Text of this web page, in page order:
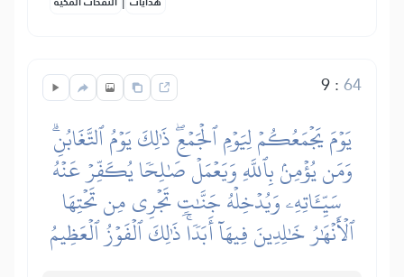
9:64
يَوۡمَ يَجۡمَعُكُمۡ لِيَوۡمِ ٱلۡجَمۡعِۖ ذَٰلِكَ يَوۡمُ ٱلتَّغَابُنِۗ
وَمَن يُؤۡمِنۢ بِٱللَّهِ وَيَعۡمَلۡ صَٰلِحٗا يُكَفِّرۡ عَنۡهُ
سَيِّـَٔاتِهِۦ وَيُدۡخِلۡهُ جَنَّٰتٖ تَجۡرِي مِن تَحۡتِهَا
ٱلۡأَنۡهَٰرُ خَٰلِدِينَ فِيهَآ أَبَدٗاۚ ذَٰلِكَ ٱلۡفَوۡزُ ٱلۡعَظِيمُ